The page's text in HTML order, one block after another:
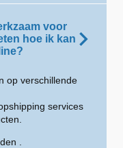
voor
hoe ik kan
op verschillende
services
.